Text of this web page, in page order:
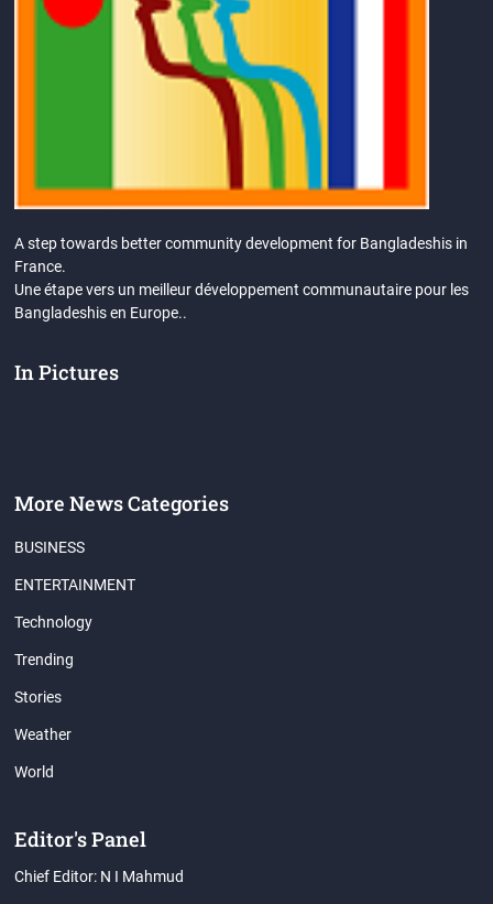
A step towards better community development for Bangladeshis in
France.
Une étape vers un meilleur développement communautaire pour les
Bangladeshis en Europe..
In Pictures
More News Categories
BUSINESS
ENTERTAINMENT
Technology
Trending
Stories
Weather
World
Editor's Panel
Chief Editor: N I Mahmud